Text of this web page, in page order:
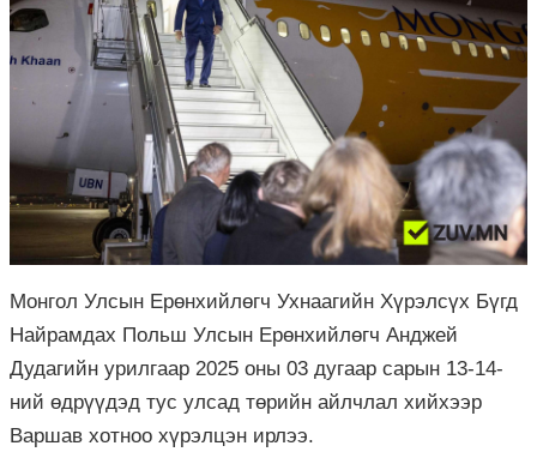
Монгол Улсын Ерөнхийлөгч Ухнаагийн Хүрэлсүх Бүгд
Найрамдах Польш Улсын Ерөнхийлөгч Анджей
Дудагийн урилгаар 2025 оны 03 дугаар сарын 13-14-
ний өдрүүдэд тус улсад төрийн айлчлал хийхээр
Варшав хотноо хүрэлцэн ирлээ.